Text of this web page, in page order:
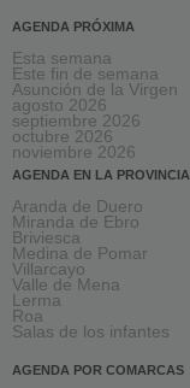
AGENDA PRÓXIMA
Esta semana
Este fin de semana
Asunción de la Virgen
agosto 2026
septiembre 2026
octubre 2026
noviembre 2026
AGENDA EN LA PROVINCIA
Aranda de Duero
Miranda de Ebro
Briviesca
Medina de Pomar
Villarcayo
Valle de Mena
Lerma
Roa
Salas de los infantes
AGENDA POR COMARCAS